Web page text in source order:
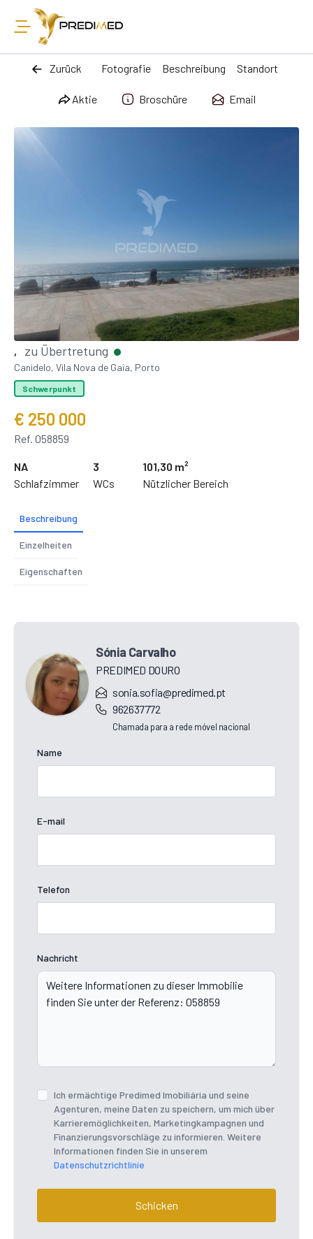
Zurück Fotografie Beschreibung Standort
Aktie Broschüre Email
, zu Übertretung
Canidelo, Vila Nova de Gaia, Porto
Schwerpunkt
€ 250 000
Ref. 058859
NA
Schlafzimmer
3
WCs
101,30 m²
Nützlicher Bereich
Beschreibung
Einzelheiten
Eigenschaften
Sónia Carvalho
PREDIMED DOURO
sonia.sofia@predimed.pt
962637772
Chamada para a rede móvel nacional
Name
E-mail
Telefon
Nachricht
Ich ermächtige Predimed Imobiliária und seine
Agenturen, meine Daten zu speichern, um mich über
Karrieremöglichkeiten, Marketingkampagnen und
Finanzierungsvorschläge zu informieren. Weitere
Informationen finden Sie in unserem
Datenschutzrichtlinie
Schicken